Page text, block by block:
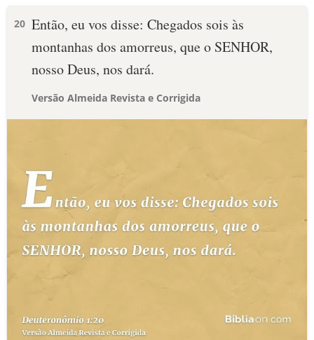
20 Então, eu vos disse: Chegados sois às
montanhas dos amorreus, que o SENHOR,
nosso Deus, nos dará.
Versão Almeida Revista e Corrigida